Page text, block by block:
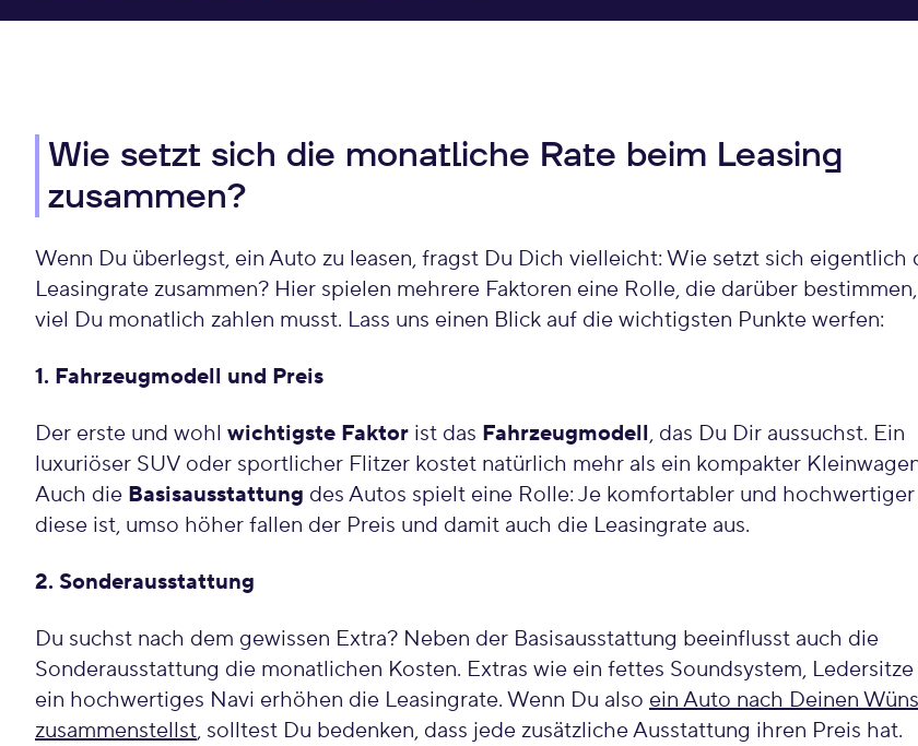
Wie setzt sich die monatliche Rate beim Leasing
zusammen?
Wenn Du überlegst, ein Auto zu leasen, fragst Du Dich vielleicht: Wie setzt sich eigentlich
Leasingrate zusammen? Hier spielen mehrere Faktoren eine Rolle, die darüber
viel Du monatlich zahlen musst. Lass uns einen Blick auf die wichtigsten Punkte werfen:
1. Fahrzeugmodell und Preis
Der erste und wohl wichtigste Faktor ist das Fahrzeugmodell, das Du Dir aussuchst. Ein
luxuriöser SUV oder sportlicher Flitzer kostet natürlich mehr als ein kompakter
Auch die Basisausstattung des Autos spielt eine Rolle: Je komfortabler und hochwertiger
diese ist, umso höher fallen der Preis und damit auch die Leasingrate aus.
2. Sonderausstattung
Du suchst nach dem gewissen Extra? Neben der Basisausstattung beeinflusst auch die
Sonderausstattung die monatlichen Kosten. Extras wie ein fettes Soundsystem,
ein hochwertiges Navi erhöhen die Leasingrate. Wenn Du also ein Auto nach Deinen
zusammenstellst, solltest Du bedenken, dass jede zusätzliche Ausstattung ihren Preis hat.